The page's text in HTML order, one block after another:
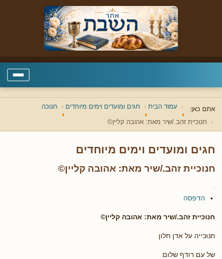
אתם כאן: עמוד הבית חגים ומועדים וימים מיוחדים חנוכה
חנוכיית זהב./שיר מאת: אהובה קליין©
חגים ומועדים וימים מיוחדים
חנוכיית זהב./שיר מאת: אהובה קליין©
הדפסה
חנוכיית זהב./שיר מאת: אהובה קליין©
חנוכייה על אדן חלון
של עם רודף שלום